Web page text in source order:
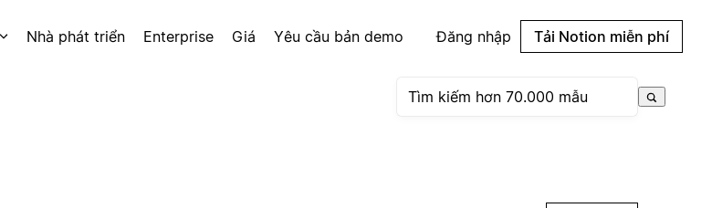
Nhà phát triển Enterprise Giá Yêu cầu bản demo Đăng nhập Tải Notion miễn phí